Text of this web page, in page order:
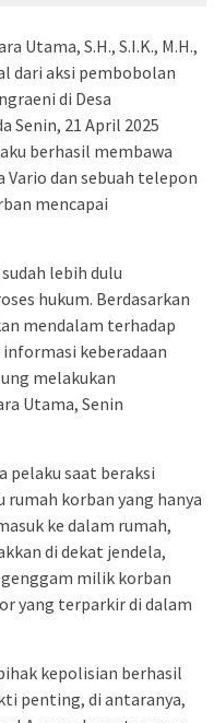
Utama, S.H., S.I.K., M.H.,
dari aksi pembobolan
di Desa
Senin, 21 April 2025
berhasil membawa
dan sebuah telepon
mencapai
lebih dulu
hukum. Berdasarkan
mendalam terhadap
keberadaan
melakukan
Utama, Senin
pelaku saat beraksi
korban yang hanya
ke dalam rumah,
di dekat jendela,
milik korban
yang terparkir di dalam
kepolisian berhasil
penting, di antaranya,